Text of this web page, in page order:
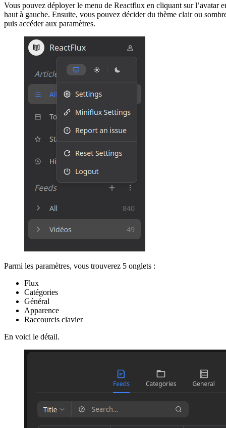
Vous pouvez déployer le menu de Reactflux en cliquant sur l’avatar
haut à gauche. Ensuite, vous pouvez décider du thème clair ou
puis accéder aux paramètres.
Parmi les paramètres, vous trouverez 5 onglets :
Flux
Catégories
Général
Apparence
Raccourcis clavier
En voici le détail.